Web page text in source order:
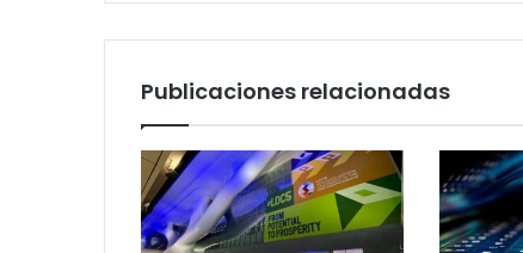
Publicaciones relacionadas